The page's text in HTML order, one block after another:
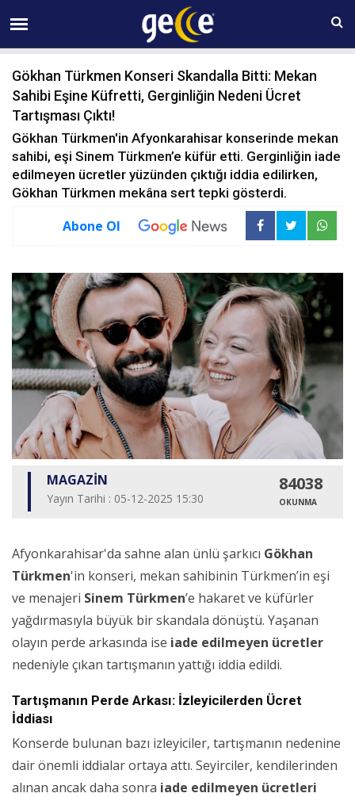
08 AĞUSTOS Cumartesi 23:12
Gökhan Türkmen Konseri Skandalla Bitti: Mekan
Sahibi Eşine Küfretti, Gerginliğin Nedeni Ücret
Tartışması Çıktı!
Gökhan Türkmen'in Afyonkarahisar konserinde mekan
sahibi, eşi Sinem Türkmen’e küfür etti. Gerginliğin iade
edilmeyen ücretler yüzünden çıktığı iddia edilirken,
Gökhan Türkmen mekâna sert tepki gösterdi.
Abone Ol
MAGAZİN
Yayın Tarihi : 05-12-2025 15:30
84038
OKUNMA
Afyonkarahisar'da sahne alan ünlü şarkıcı Gökhan
Türkmen'in konseri, mekan sahibinin Türkmen’in eşi
ve menajeri Sinem Türkmen’e hakaret ve küfürler
yağdırmasıyla büyük bir skandala dönüştü. Yaşanan
olayın perde arkasında ise iade edilmeyen ücretler
nedeniyle çıkan tartışmanın yattığı iddia edildi.
Tartışmanın Perde Arkası: İzleyicilerden Ücret
İddiası
Konserde bulunan bazı izleyiciler, tartışmanın nedenine
dair önemli iddialar ortaya attı. Seyirciler, kendilerinden
alınan ancak daha sonra iade edilmeyen ücretleri